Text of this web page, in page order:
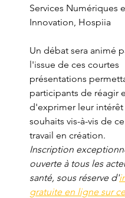
Services Numériques
Un débat sera animé
l'issue de ces courtes
présentations
participants de réagir
d'exprimer leur
souhaits vis-à-vis de
travail en création.
Inscription
ouverte à tous les
santé, sous réserve d'
gratuite en ligne sur